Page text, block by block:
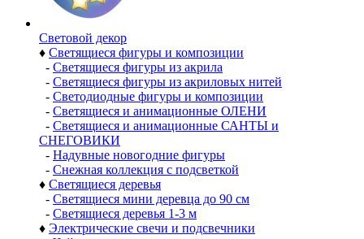
Световой декор
♦ Светящиеся фигуры и композиции
- Светящиеся фигуры из акрила
- Светящиеся фигуры из акриловых нитей
- Светодиодные фигуры и композиции
- Светящиеся и анимационные ОЛЕНИ
- Светящиеся и анимационные САНТЫ и
СНЕГОВИКИ
- Надувные новогодние фигуры
- Снежная коллекция с подсветкой
♦ Светящиеся деревья
- Светящиеся мини деревца до 90 см
- Светящиеся деревья 1-3 м
♦ Электрические свечи и подсвечники